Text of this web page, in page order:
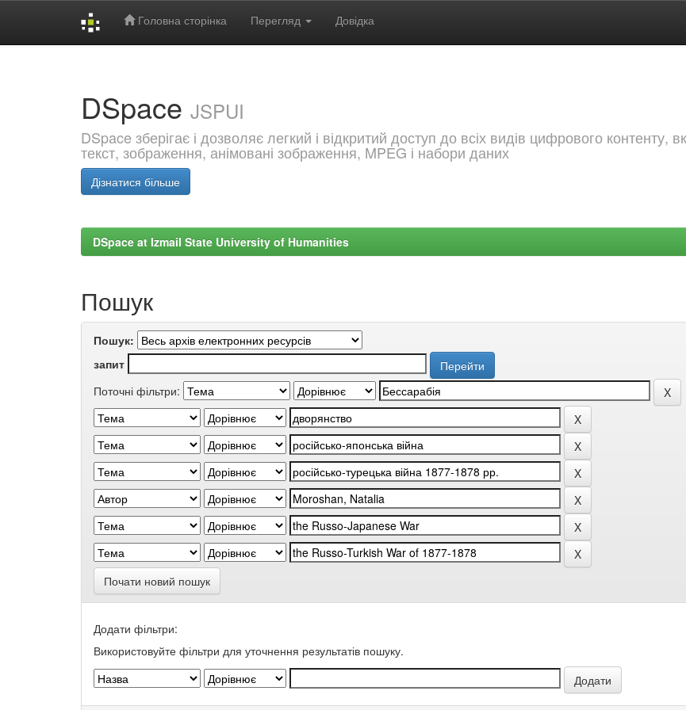
Головна сторінка Перегляд Довідка
DSpace JSPUI
DSpace зберігає і дозволяє легкий і відкритий доступ до всіх видів цифрового контенту,
текст, зображення, анімовані зображення, MPEG і набори даних
Дізнатися більше
DSpace at Izmail State University of Humanities
Пошук
Пошук:
запит
Поточні фільтри:
Почати новий пошук
Додати фільтри:
Використовуйте фільтри для уточнення результатів пошуку.